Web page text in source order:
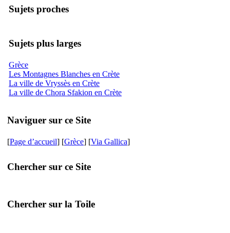
Sujets proches
Sujets plus larges
Grèce
Les Montagnes Blanches en Crète
La ville de Vryssès en Crète
La ville de Chora Sfakion en Crète
Naviguer sur ce Site
[Page d’accueil] [Grèce] [Via Gallica]
Chercher sur ce Site
Chercher sur la Toile